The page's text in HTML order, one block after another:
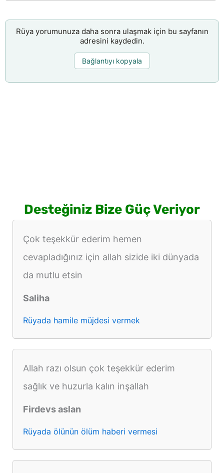
Rüya yorumunuza daha sonra ulaşmak için bu sayfanın
adresini kaydedin.
Bağlantıyı kopyala
Desteğiniz Bize Güç Veriyor
Çok teşekkür ederim hemen
cevapladığınız için allah sizide iki dünyada
da mutlu etsin
Saliha
Rüyada hamile müjdesi vermek
Allah razı olsun çok teşekkür ederim
sağlık ve huzurla kalın inşallah
Firdevs aslan
Rüyada ölünün ölüm haberi vermesi